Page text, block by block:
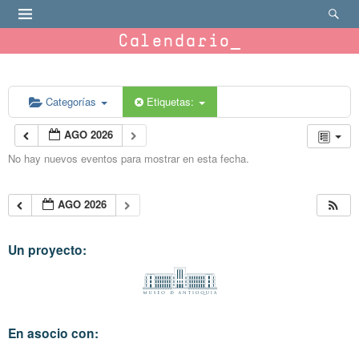
Calendario
Categorías Etiquetas:
AGO 2026
No hay nuevos eventos para mostrar en esta fecha.
AGO 2026
Un proyecto:
En asocio con: